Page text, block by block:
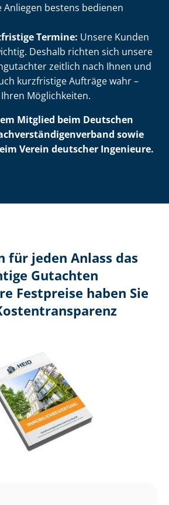
Anliegen bestens bedienen
Termine: Unsere Kunden
Deshalb richten sich unsere
zeitlich nach Ihnen und
kurzfristige Aufträge wahr –
Möglichkeiten.
Mitglied beim Deutschen
sowie
Verein deutscher Ingenieure.
für jeden Anlass das
Gutachten
Festpreise haben Sie